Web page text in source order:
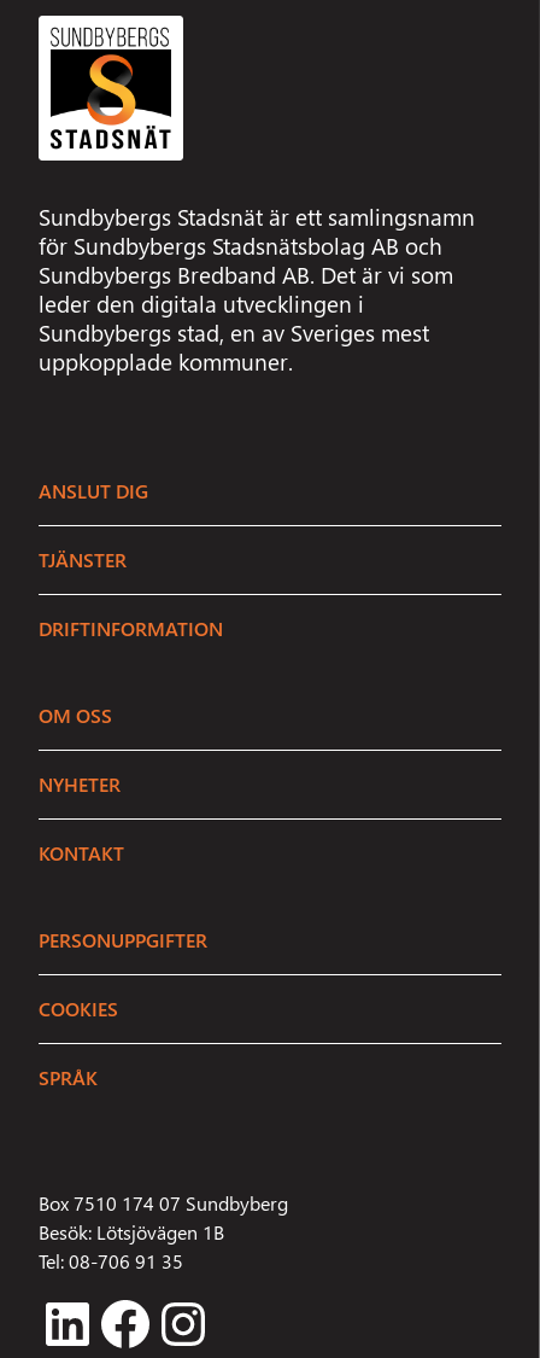
Sundbybergs Stadsnät är ett samlingsnamn
för Sundbybergs Stadsnätsbolag AB och
Sundbybergs Bredband AB. Det är vi som
leder den digitala utvecklingen i
Sundbybergs stad, en av Sveriges mest
uppkopplade kommuner.
ANSLUT DIG
TJÄNSTER
DRIFTINFORMATION
OM OSS
NYHETER
KONTAKT
PERSONUPPGIFTER
COOKIES
SPRÅK
Box 7510 174 07 Sundbyberg
Besök: Lötsjövägen 1B
Tel: 08-706 91 35
LinkedIn Facebook Instagram
Sundbybergs Stadsnät
E-post
Ditt namn